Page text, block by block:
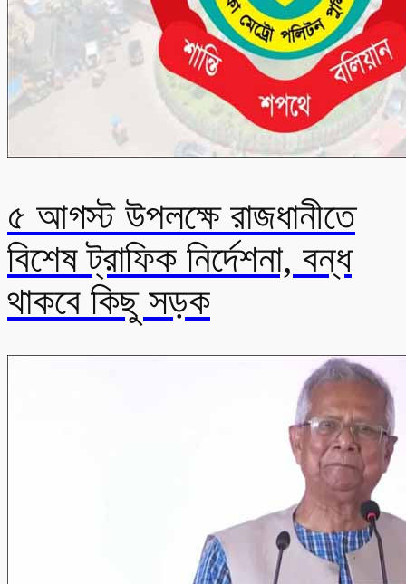
৫ আগস্ট উপলক্ষে রাজধানীতে
বিশেষ ট্রাফিক নির্দেশনা, বন্ধ
থাকবে কিছু সড়ক